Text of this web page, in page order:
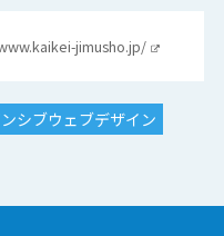
jimusho.jp/
シブウェブデザイン